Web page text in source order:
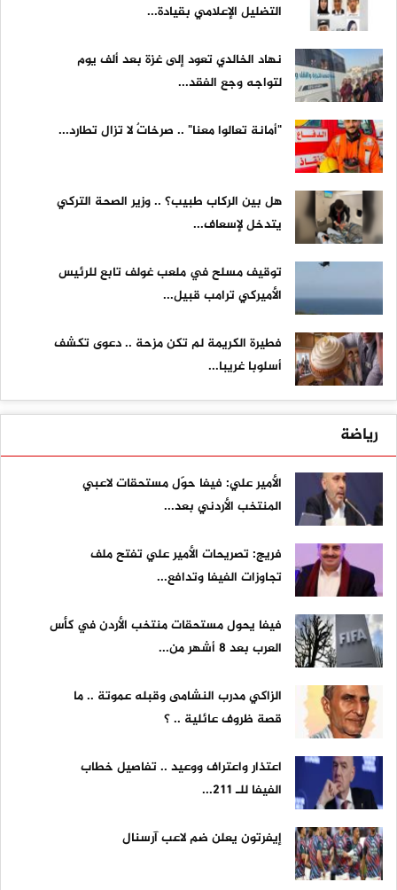
التضليل الإعلامي بقيادة...
نهاد الخالدي تعود إلى غزة بعد ألف يوم
لتواجه وجع الفقد...
"أمانة تعالوا معنا" .. صرخاتٌ لا تزال تطارد...
هل بين الركاب طبيب؟ .. وزير الصحة التركي
يتدخل لإسعاف...
توقيف مسلح في ملعب غولف تابع للرئيس
الأميركي ترامب قبيل...
فطيرة الكريمة لم تكن مزحة .. دعوى تكشف
أسلوبا غريبا...
رياضة
الأمير علي: فيفا حوّل مستحقات لاعبي
المنتخب الأردني بعد...
فريج: تصريحات الأمير علي تفتح ملف
تجاوزات الفيفا وتدافع...
فيفا يحول مستحقات منتخب الأردن في كأس
العرب بعد 8 أشهر من...
الزاكي مدرب النشامى وقبله عموتة .. ما
قصة ظروف عائلية .. ؟
اعتذار واعتراف ووعيد .. تفاصيل خطاب
الفيفا للـ 211...
إيفرتون يعلن ضم لاعب آرسنال